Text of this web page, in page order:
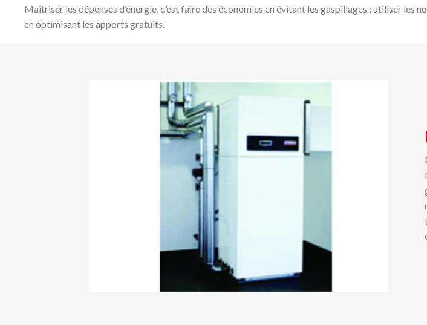
Maîtriser les dépenses d’énergie, c’est faire des économies en évitant les gaspillages ; utiliser
en optimisant les apports gratuits.